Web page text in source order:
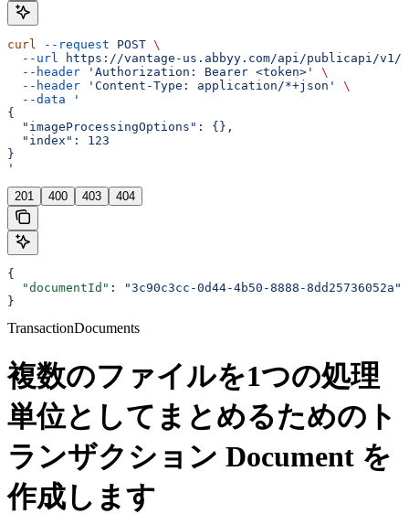
curl --request POST \
  --url
https://vantage-us.abbyy.com/api/publicapi/v1/
  --header
'Authorization: Bearer <token>'
\
  --header
'Content-Type: application/*+json'
\
  --data
'
{
  "imageProcessingOptions": {},
  "index": 123
}
'
201 400 403 404
{
  "documentId"
:
"3c90c3cc-0d44-4b50-8888-8dd25736052a"
}
TransactionDocuments
複数のファイルを1つの処理
単位としてまとめるためのト
ランザクション Document を
作成します